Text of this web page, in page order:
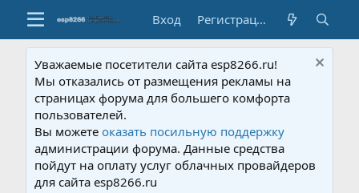
Вход Регистрация
Уважаемые посетители сайта esp8266.ru!
Мы отказались от размещения рекламы на
страницах форума для большего комфорта
пользователей.
Вы можетеоказать посильную поддержку
администрации форума. Данные средства
пойдут на оплату услуг облачных провайдеров
для сайта esp8266.ru